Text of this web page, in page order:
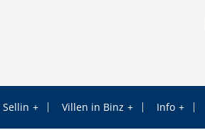
Villen in Binz Info